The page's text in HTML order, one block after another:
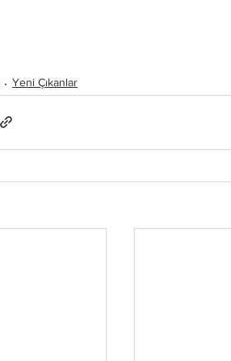
Yeni Çıkanlar